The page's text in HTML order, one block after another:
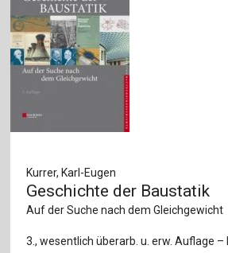
Kurrer, Karl-Eugen
Geschichte der Baustatik
Auf der Suche nach dem Gleichgewicht
3., wesentlich überarb. u. erw. Auflage